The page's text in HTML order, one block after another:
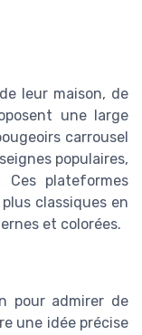
leur maison, de
une large
carrousel
populaires,
plateformes
classiques en
et colorées.
pour admirer de
une idée précise